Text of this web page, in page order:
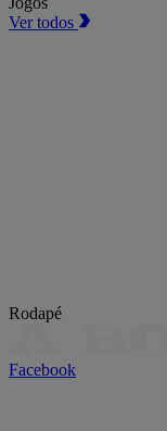
Ver todos
Rodapé
Facebook